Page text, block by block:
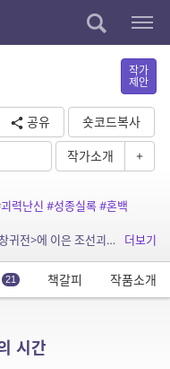
작가
제안
공유
숏코드복사
작가소개 +
력난신 #성종실록#혼백
소개: <입춘벽사문>, <삼인행 필유적사>, <창귀전>에 이은 조선괴력난신 시리즈 네 번째 이야기입니다. [성종실록]에 기록된 ‘이두의 죽은 고...
더보기
21 책갈피 작품소개
시간